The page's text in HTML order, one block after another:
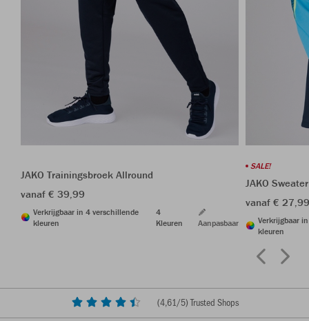
JAKO Trainingsbroek Allround
vanaf € 39,99
Verkrijgbaar in 4 verschillende
kleuren
4
Kleuren
Aanpasbaar
SALE!
JAKO
vanaf €
Verkrijgbaar
kleuren
(4,61/5) Trusted Shops